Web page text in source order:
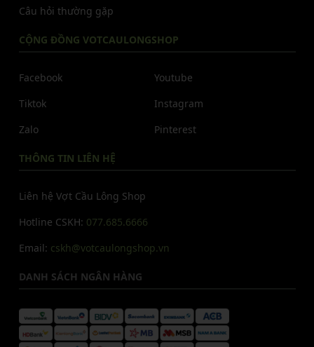
Câu hỏi thường gặp
CỘNG ĐỒNG VOTCAULONGSHOP
Facebook
Tiktok
Zalo
Youtube
Instagram
Pinterest
THÔNG TIN LIÊN HỆ
Liên hệ Vợt Cầu Lông Shop
Hotline CSKH: 077.685.6666
Email: cskh@votcaulongshop.vn
DANH SÁCH NGÂN HÀNG